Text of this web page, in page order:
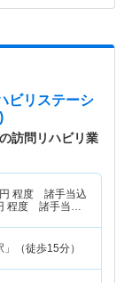
ビリステーシ
訪問リハビリ業
程度 諸手当込
程度 諸手当・
（徒歩15分）